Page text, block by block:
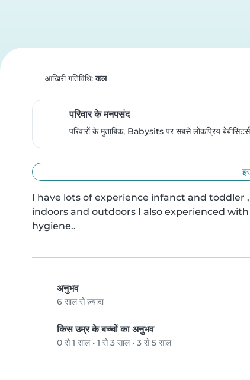
आखिरी गतिविधि:कल
परिवार के मनपसंद
परिवारों के मुताबिक, Babysits पर सबसे लोकप्रिय
I have lots of experience infanct and
indoors and outdoors I also experienced
hygiene..
अनुभव
6 साल से ज़्यादा
किस उम्र के बच्चों का अनुभव
0 से 1 साल • 1 से 3 साल • 3 से 5 साल